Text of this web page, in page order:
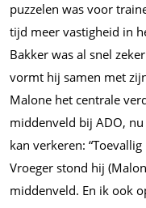
puzzelen was voor
tijd meer vastigheid in
Bakker was al snel
vormt hij samen met
Malone het centrale
middenveld bij ADO,
kan verkeren:
Vroeger stond hij
middenveld. En ik ook